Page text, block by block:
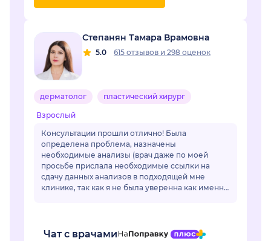
Степанян Тамара Врамовна
5.0 615 отзывов и 298 оценок
дерматолог пластический хирург
Взрослый
Консультации прошли отлично! Была
определена проблема, назначены
необходимые анализы (врач даже по моей
просьбе прислала необходимые ссылки на
сдачу данных анализов в подходящей мне
клинике, так как я не была уверенна как именно
Чат с врачами